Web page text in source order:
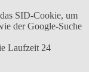
SID-Cookie, um
der Google-Suche
Laufzeit 24